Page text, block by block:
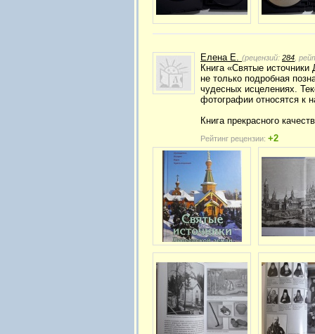
Елена Е. (рецензий: 284 ,
Книга «Святые
не только подробная
чудесных исцелениях.
фотографии относятся к
Книга прекрасного
Рейтинг рецензии: +2